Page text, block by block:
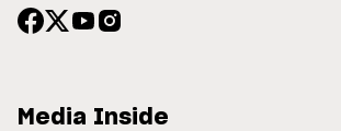
Media Inside